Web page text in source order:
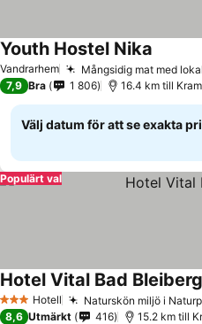
Vandrarhem Mångsidig mat med
Youth Hostel Nika
7,9 Bra 1 806 16.4 km till
Välj datum för att se exakta
Populärt val
3 StjärnorHotell Naturskön miljö i
Hotel Vital Bad Bleiberg
8,6 Utmärkt 416 15.2 km till